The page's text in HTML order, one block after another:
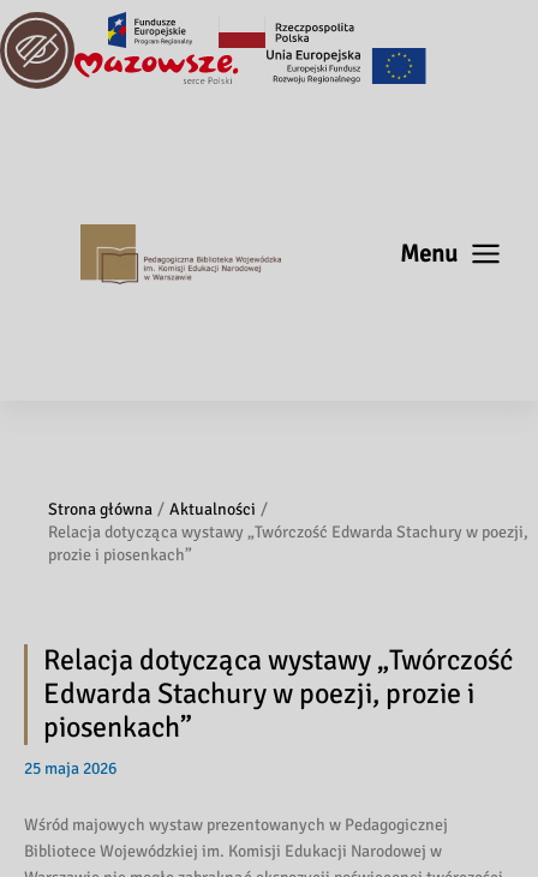
Menu
Strona główna
Aktualności
Relacja dotycząca wystawy „Twórczość Edwarda Stachury w poezji,
prozie i piosenkach”
Relacja dotycząca wystawy „Twórczość
Edwarda Stachury w poezji, prozie i
piosenkach”
25 maja 2026
Wśród majowych wystaw prezentowanych w Pedagogicznej
Bibliotece Wojewódzkiej im. Komisji Edukacji Narodowej w